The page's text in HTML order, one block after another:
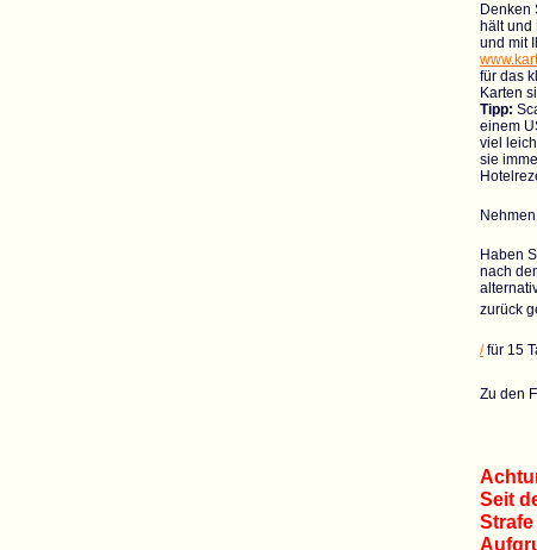
Denken
hält und
und mit
für das
Karten
Tipp:
einem
viel
sie
Haben
nach
zurück
/für 15
Zu den
Seit